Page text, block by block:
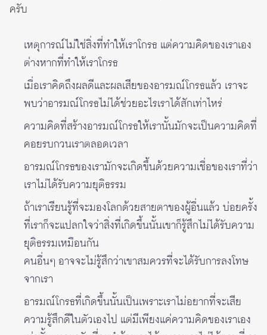
ครับ
เหตุการณ์ไม่ใช่สิ่งที่ทำให้เราโกรธ แต่ความคิดของเราเอง
ต่างหากที่ทำให้เราโกรธ
เมื่อเราคิดถึงผลดีและผลเสียของอารมณ์โกรธแล้ว เราจะ
พบว่าอารมณ์โกรธไม่ได้ช่วยอะไรเราได้สักเท่าไหร่
ความคิดที่สร้างอารมณ์โกรธให้เรานั้นมักจะเป็นความคิดที่
คอยรบกวนเราตลอดเวลา
อารมณ์โกรธของเรามักจะเกิดขึ้นด้วยความเชื่อของเราที่ว่า
เราไม่ได้รับความยุติธรรม
ถ้าเราเรียนรู้ที่จะมองโลกด้วยสายตาของผู้อื่นแล้ว บ่อยครั้ง
ที่เราก็จะแปลกใจว่าสิ่งที่เกิดขึ้นนั้นเขาก็รู้สึกไม่ได้รับความ
ยุติธรรมเหมือนกัน
คนอื่นๆ อาจจะไม่รู้สึกว่าเขาสมควรที่จะได้รับการลงโทษ
จากเรา
อารมณ์โกรธที่เกิดขึ้นนั้นเป็นเพราะเราไม่อยากที่จะเสีย
ความรู้สึกดีในตัวเองไป แต่มีเพียงแค่ความคิดของเราเอง